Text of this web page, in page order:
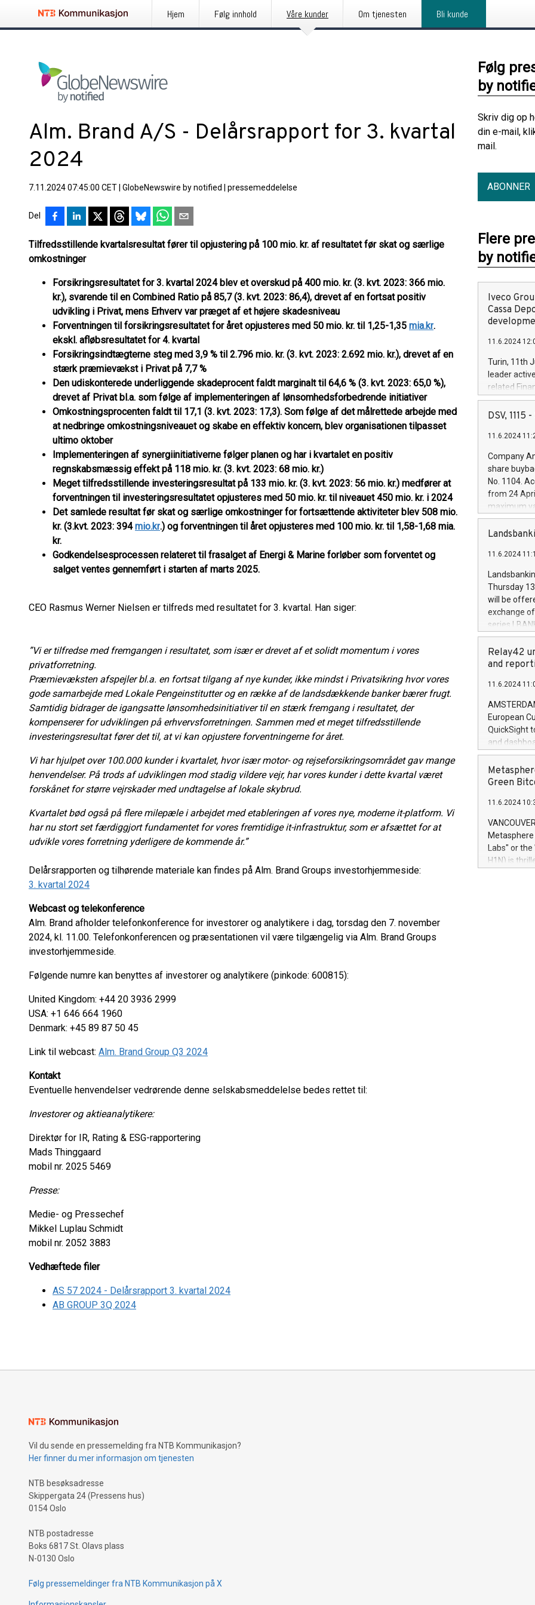
Hjem Følg innhold Våre kunder Om tjenesten Bli kunde
Alm. Brand A/S - Delårsrapport for 3. kvartal
2024
7.11.2024 07:45:00 CET GlobeNewswire by notified pressemeddelelse
Del
Tilfredsstillende kvartalsresultat fører til opjustering på 100 mio. kr. af resultatet før skat og særlige
omkostninger
Forsikringsresultatet for 3. kvartal 2024 blev et overskud på 400 mio. kr. (3. kvt. 2023: 366 mio.
kr.), svarende til en Combined Ratio på 85,7 (3. kvt. 2023: 86,4), drevet af en fortsat positiv
udvikling i Privat, mens Erhverv var præget af et højere skadesniveau
Forventningen til forsikringsresultatet for året opjusteres med 50 mio. kr. til 1,25-1,35 mia.kr.
ekskl. afløbsresultatet for 4. kvartal
Forsikringsindtægterne steg med 3,9 % til 2.796 mio. kr. (3. kvt. 2023: 2.692 mio. kr.), drevet af en
stærk præmievækst i Privat på 7,7 %
Den udiskonterede underliggende skadeprocent faldt marginalt til 64,6 % (3. kvt. 2023: 65,0 %),
drevet af Privat bl.a. som følge af implementeringen af lønsomhedsforbedrende initiativer
Omkostningsprocenten faldt til 17,1 (3. kvt. 2023: 17,3). Som følge af det målrettede arbejde med
at nedbringe omkostningsniveauet og skabe en effektiv koncern, blev organisationen tilpasset
ultimo oktober
Implementeringen af synergiinitiativerne følgerplanen og har i kvartalet en positiv
regnskabsmæssig effekt på 118 mio. kr. (3. kvt. 2023: 68 mio. kr.)
Meget tilfredsstillende investeringsresultat på 133 mio. kr. (3. kvt. 2023: 56 mio. kr.) medfører at
forventningen til investeringsresultatet opjusteres med 50 mio. kr. til niveauet 450 mio. kr. i 2024
Det samlede resultat før skat og særlige omkostninger for fortsættende aktiviteter blev 508 mio.
kr. (3.kvt. 2023: 394mio.kr.) og forventningen til året opjusteres med 100 mio. kr. til 1,58-1,68 mia.
kr.
Godkendelsesprocessen relateret til frasalget af Energi & Marine forløber som forventet og
salget ventes gennemført i starten af marts 2025.
CEO Rasmus Werner Nielsen er tilfreds med resultatet for 3. kvartal. Han siger:
”Vi er tilfredse med fremgangen i resultatet, som især er drevet af et solidt momentum i vores
privatforretning.
Præmievæksten afspejler bl.a. en fortsat tilgang af nye kunder, ikke mindst i Privatsikring hvor vores
gode samarbejde med Lokale Pengeinstitutter og en række af de landsdækkende banker bærer frugt.
Samtidig bidrager de igangsatte lønsomhedsinitiativer til en stærk fremgang i resultatet, der
kompenserer for udviklingen på erhvervsforretningen. Sammen med et meget tilfredsstillende
investeringsresultat fører det til, at vi kan opjustere forventningerne for året.
Vi har hjulpet over 100.000 kunder i kvartalet, hvor især motor- og rejseforsikringsområdet gav mange
henvendelser. På trods af udviklingen mod stadig vildere vejr, har vores kunder i dette kvartal været
forskånet for større vejrskader med undtagelse af lokale skybrud.
Kvartalet bød også på flere milepæle i arbejdet med etableringen af vores nye, moderne it-platform. Vi
har nu stort set færdiggjort fundamentet for vores fremtidige it-infrastruktur, som er afsættet for at
udvikle vores forretning yderligere de kommende år.”
Delårsrapporten og tilhørende materiale kan findes på Alm. Brand Groups investorhjemmeside:
3. kvartal 2024
Webcast og telekonference
Alm. Brand afholder telefonkonference for investorer og analytikere i dag, torsdag den 7. november
2024, kl. 11.00. Telefonkonferencen og præsentationen vil være tilgængelig via Alm. Brand Groups
investorhjemmeside.
Følgende numre kan benyttes af investorer og analytikere (pinkode: 600815):
United Kingdom: +44 20 3936 2999
USA: +1 646 664 1960
Denmark: +45 89 87 50 45
Link til webcast: Alm. Brand Group Q3 2024
Kontakt
Eventuelle henvendelser vedrørende denne selskabsmeddelelse bedes rettet til:
Investorer og aktieanalytikere:
Direktør for IR, Rating & ESG-rapportering
Mads Thinggaard
mobil nr. 2025 5469
Presse:
Medie- og Pressechef
Mikkel Luplau Schmidt
mobil nr. 2052 3883
Vedhæftede filer
AS 57 2024 - Delårsrapport 3. kvartal 2024
AB GROUP 3Q 2024
Følg
by
Skriv dig op
din e-mail,
mail.
ABONNER
Flere
by
Iveco
Cassa
11.6.2024
Turin, 11th
leader
related
facility of
creation of
Iveco
increasing
financed
be made by
(EXM: IVG)
brands are
DSV, 1115
11.6.2024
Company
share
No. 1104.
from 24
maximum
shares,
European
the rules on
the
to as the
days 1-
11.6.2024
Thursday
will be
exchange
series
covered
price of the
20 June
Markets will
+354 410
Relay42
and
11.6.2024
European
QuickSight
and
customer
to dive
the
module, in
module
Relay42
their data
customers
Marketers
Green
11.6.2024
Labs" or the
H1N) is
Vil du sende en pressemelding fra NTB Kommunikasjon?
Her finner du mer informasjon om tjenesten
NTB besøksadresse
Skippergata 24 (Pressens hus)
0154 Oslo
NTB postadresse
Boks 6817 St. Olavs plass
N-0130 Oslo
Følg pressemeldinger fra NTB Kommunikasjon på X